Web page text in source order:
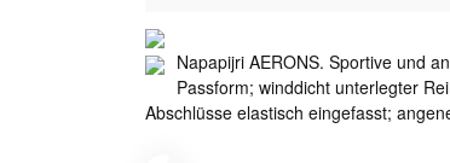
Napapijri AERONS. Sportive und
Passform; winddicht unterlegter
Abschlüsse elastisch eingefasst;